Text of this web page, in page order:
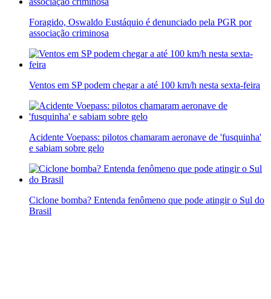
Foragido, Oswaldo Eustáquio é denunciado pela PGR por
associação criminosa
Ventos em SP podem chegar a até 100 km/h nesta sexta-feira
Acidente Voepass: pilotos chamaram aeronave de 'fusquinha'
e sabiam sobre gelo
Ciclone bomba? Entenda fenômeno que pode atingir o Sul do
Brasil